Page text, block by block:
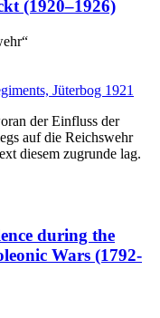
(1920–1926)
der Einfluss der
auf die Reichswehr
diesem zugrunde lag.
during the
Wars (1792-